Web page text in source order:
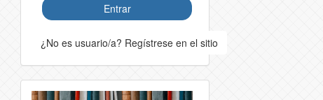
Entrar
¿No es usuario/a? Regístrese en el sitio